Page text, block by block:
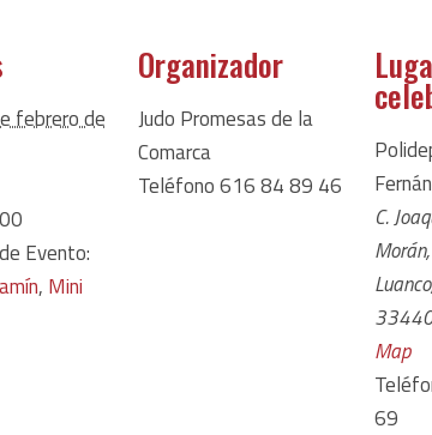
febrero de
Evento:
, Mini
Organizador
Judo Promesas de la
Comarca
Teléfono616 84 89 46
C.
Luanco
Map
69